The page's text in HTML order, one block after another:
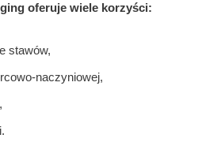
oferuje wiele korzyści:
stawów,
naczyniowej,